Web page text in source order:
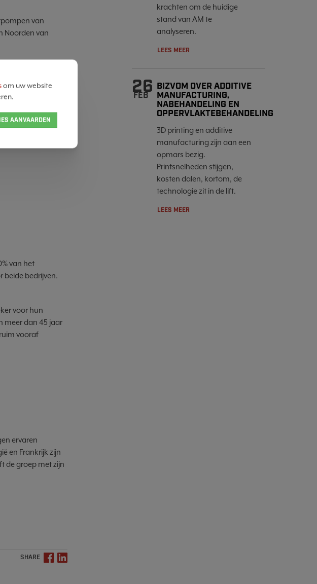
van
Noorden van
beschikt over
Carlisle
beschikt
kunnen
apparatuur
van het
beide bedrijven.
voor hun
meer dan 45 jaar
vooraf
ervaren
en Frankrijk zijn
de groep met zijn
SHARE
krachten om de huidige
stand van AM te
analyseren.
LEES MEER
26
FEB
BIZVOM OVER ADDITIVE
MANUFACTURING,
NABEHANDELING EN
OPPERVLAKTEBEHANDELING
3D printing en additive
manufacturing zijn aan een
opmars bezig.
Printsnelheden stijgen,
kosten dalen, kortom, de
technologie zit in de lift.
LEES MEER
om uw website
AANVAARDEN